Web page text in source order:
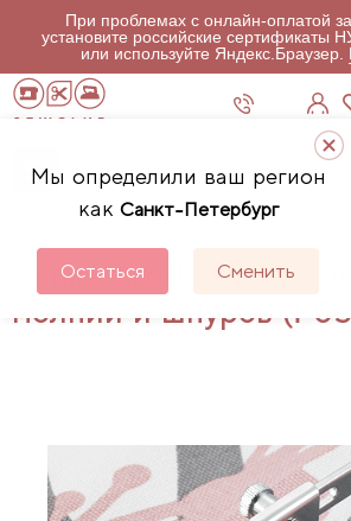
При проблемах с онлайн-оплатой
установите российские
или используйте Яндекс.Браузер.
Мы определили ваш регион
как Санкт-Петербург
Остаться Сменить
Аксессуары для
Лапка Brother для
молнии и шнуров